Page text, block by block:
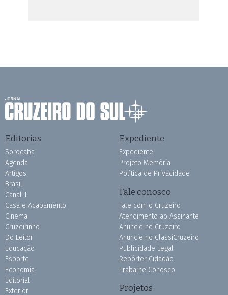
Editorias
Sorocaba
Agenda
Artigos
Brasil
Canal 1
Casa e Acabamento
Cinema
Cruzeirinho
Do Leitor
Educação
Esporte
Economia
Editorial
Exterior
Expediente
Expediente
Projeto Memória
Política de Privacidade
Fale conosco
Fale com o Cruzeiro
Atendimento ao Assinante
Anuncie no Cruzeiro
Anuncie no ClassiCruzeiro
Publicidade Legal
Repórter Cidadão
Trabalhe Conosco
Projetos